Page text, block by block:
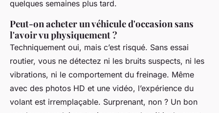
quelques semaines plus tard.
Peut-on acheter un véhicule d'occasion sans
l'avoir vu physiquement ?
Techniquement oui, mais c’est risqué. Sans essai
routier, vous ne détectez ni les bruits suspects, ni les
vibrations, ni le comportement du freinage. Même
avec des photos HD et une vidéo, l’expérience du
volant est irremplaçable. Surprenant, non ? Un bon